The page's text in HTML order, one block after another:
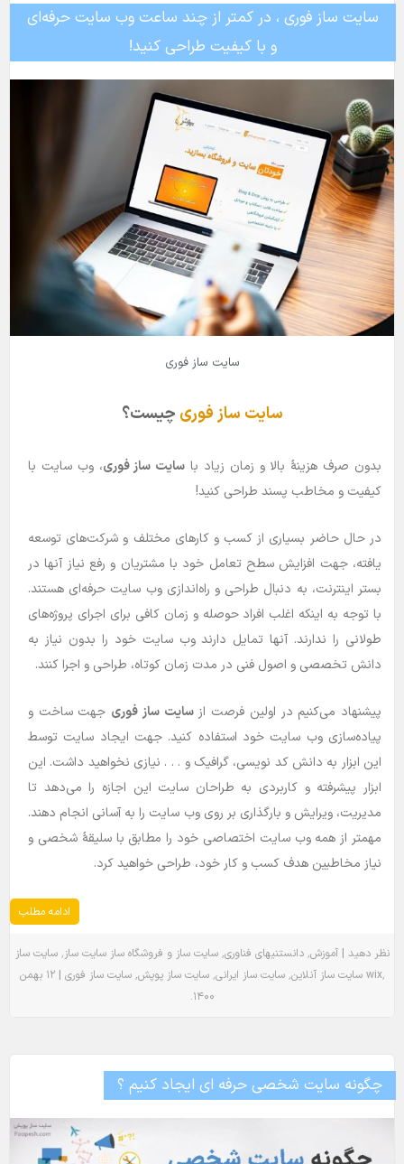
سایت ساز فوری ، در کمتر از چند ساعت وب سایت حرفه‌ای
و با کیفیت طراحی کنید!
سایت ساز فوری
سایت ساز فوری چیست؟
بدون صرف هزینۀ بالا و زمان زیاد با سایت ساز فوری، وب سایت با
کیفیت و مخاطب پسند طراحی کنید!
در حال حاضر بسیاری از کسب و کارهای مختلف و شرکت‌های توسعه
یافته، جهت افزایش سطح تعامل خود با مشتریان و رفع نیاز آنها در
بستر اینترنت، به دنبال طراحی و راه‌اندازی وب سایت حرفه‌ای هستند.
با توجه به اینکه اغلب افراد حوصله و زمان کافی برای اجرای پروژه‌های
طولانی را ندارند. آنها تمایل دارند وب سایت خود را بدون نیاز به
دانش تخصصی و اصول فنی در مدت زمان کوتاه، طراحی و اجرا کنند.
پیشنهاد می‌کنیم در اولین فرصت ازسایت ساز فوری جهت ساخت و
پیاده‌سازی وب سایت خود استفاده کنید. جهت ایجاد سایت توسط
این ابزار به دانش کد نویسی، گرافیک و . . . نیازی نخواهید داشت. این
ابزار پیشرفته و کاربردی به طراحان سایت این اجازه را می‌دهد تا
مدیریت، ویرایش و بارگذاری بر روی وب سایت را به آسانی انجام دهند.
مهمتر از همه وب سایت اختصاصی خود را مطابق با سلیقۀ شخصی و
نیاز مخاطبین هدف کسب و کار خود، طراحی خواهید کرد.
ادامه مطلب
نظر دهید |آموزش٬ دانستنیهای فناوری٬ سایت ساز و فروشگاه ساز سایت ساز٬ سایت ساز
wix٬ سایت ساز آنلاین٬ سایت ساز ایرانی٬ سایت ساز پوپش٬ سایت ساز فوری |
۱۲ بهمن
۱۴۰۰.
چگونه سایت شخصی حرفه ای ایجاد کنیم ؟